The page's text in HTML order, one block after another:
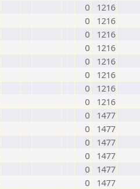
0
1216
0
1216
0
1216
0
1216
0
1216
0
1216
0
1216
0
1216
0
1477
0
1477
0
1477
0
1477
0
1477
0
1477